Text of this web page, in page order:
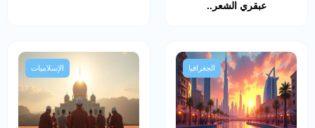
عبقري الشعر..
الجغرافيا الإسلاميات